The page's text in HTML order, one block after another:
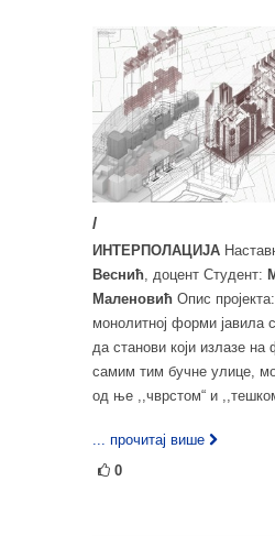
/
ИНТЕРПОЛАЦИЈА
Веснић, доцент Студент:
Маленовић Опис
монолитној форми јавила
да станови који излазе
самим тим бучне улице,
од ње ,,чврстом“ и
... прочитај више
0